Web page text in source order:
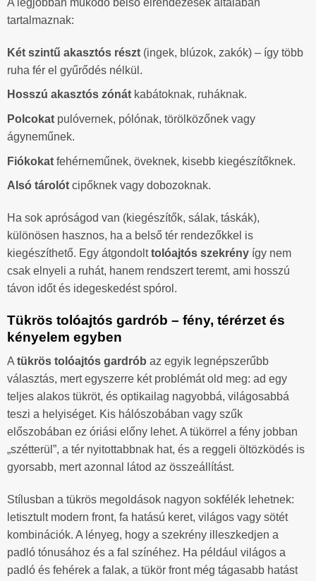
A legjobban működő belső elrendezések általában
tartalmaznak:
Két szintű akasztós részt (ingek, blúzok, zakók) – így több
ruha fér el gyűrődés nélkül.
Hosszú akasztós zónát kabátoknak, ruháknak.
Polcokat pulóvernek, pólónak, törölközőnek vagy
ágyneműnek.
Fiókokat fehérneműnek, öveknek, kisebb kiegészítőknek.
Alsó tárolót cipőknek vagy dobozoknak.
Ha sok apróságod van (kiegészítők, sálak, táskák),
különösen hasznos, ha a belső tér rendezőkkel is
kiegészíthető. Egy átgondolttolóajtós szekrény így nem
csak elnyeli a ruhát, hanem rendszert teremt, ami hosszú
távon időt és idegeskedést spórol.
Tükrös tolóajtós gardrób – fény, térérzet és
kényelem egyben
Atükrös tolóajtós gardrób az egyik legnépszerűbb
választás, mert egyszerre két problémát old meg: ad egy
teljes alakos tükröt, és optikailag nagyobbá, világosabbá
teszi a helyiséget. Kis hálószobában vagy szűk
előszobában ez óriási előny lehet. A tükörrel a fény jobban
„szétterül”, a tér nyitottabbnak hat, és a reggeli öltözködés is
gyorsabb, mert azonnal látod az összeállítást.
Stílusban a tükrös megoldások nagyon sokfélék lehetnek:
letisztult modern front, fa hatású keret, világos vagy sötét
kombinációk. A lényeg, hogy a szekrény illeszkedjen a
padló tónusához és a fal színéhez. Ha például világos a
padló és fehérek a falak, a tükör front még tágasabb hatást